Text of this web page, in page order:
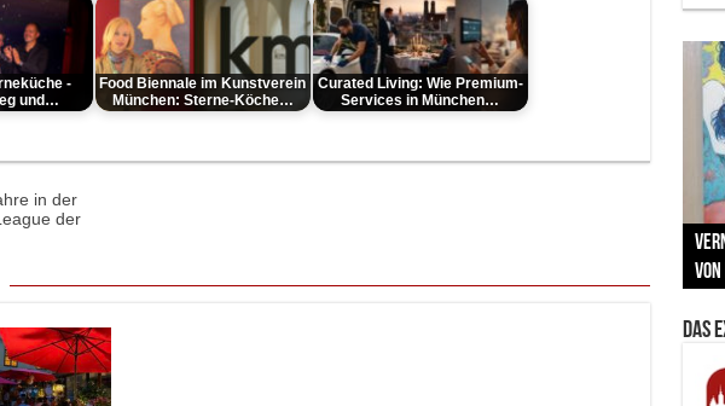
-
und…
Food Biennale im Kunstverein
München: Sterne-Köche…
Curated Living: Wie Premium-
Services in München…
in der
der
Zu
Das